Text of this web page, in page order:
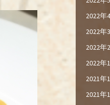
2022年
2022年
2022年
2022年
2021年
2021年